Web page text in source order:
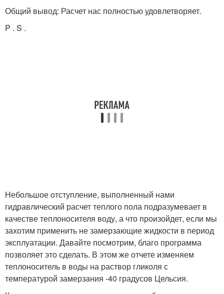
Общий вывод: Расчет нас полностью удовлетворяет.
P . S .
Небольшое отступление, выполненный нами
гидравлический расчет теплого пола подразумевает в
качестве теплоносителя воду, а что произойдет, если мы
захотим применить не замерзающие жидкости в период
эксплуатации. Давайте посмотрим, благо программа
позволяет это сделать. В этом же отчете изменяем
теплоноситель в воды на раствор гликоля с
температурой замерзания -40 градусов Цельсия.